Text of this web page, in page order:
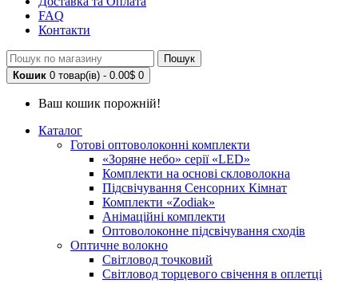
FAQ
Контакти
Пошук
Кошик 0 товар(ів) - 0.00$ 0
Ваш кошик порожній!
Каталог
Готові оптоволоконні комплекти
«Зоряне небо» серії «LED»
Комплекти на основі скловолокна
Підсвічування Сенсорних Кімнат
Комплекти «Zodiak»
Анімаційні комплекти
Оптоволоконне підсвічування сходів
Оптичне волокно
Світловод точковий
Світловод торцевого свічення в оплетці